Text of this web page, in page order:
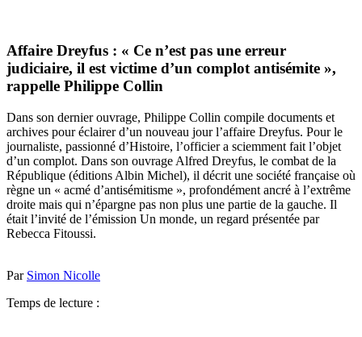
Affaire Dreyfus : « Ce n’est pas une erreur
judiciaire, il est victime d’un complot antisémite »,
rappelle Philippe Collin
Dans son dernier ouvrage, Philippe Collin compile documents et
archives pour éclairer d’un nouveau jour l’affaire Dreyfus. Pour le
journaliste, passionné d’Histoire, l’officier a sciemment fait l’objet
d’un complot. Dans son ouvrage Alfred Dreyfus, le combat de la
République (éditions Albin Michel), il décrit une société française où
règne un « acmé d’antisémitisme », profondément ancré à l’extrême
droite mais qui n’épargne pas non plus une partie de la gauche. Il
était l’invité de l’émission Un monde, un regard présentée par
Rebecca Fitoussi.
Par Simon Nicolle
Temps de lecture :